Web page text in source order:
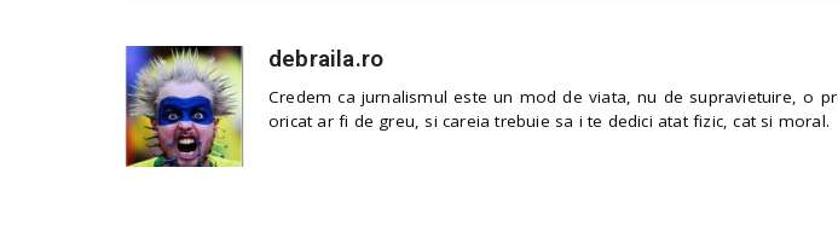
debraila.ro
Credem ca jurnalismul este un mod de viata, nu de supravietuire, o
oricat ar fi de greu, si careia trebuie sa i te dedici atat fizic, cat si moral.